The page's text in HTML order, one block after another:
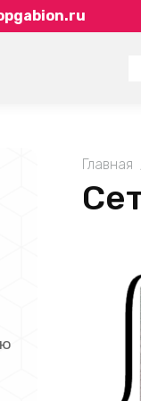
You are
Главная